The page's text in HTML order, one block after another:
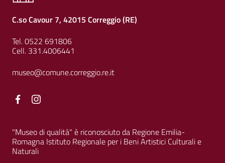
C.so Cavour 7, 42015 Correggio (RE)
Tel. 0522 691806
Cell. 331.4006441
museo@comune.correggio.re.it
Facebook
"Museo di qualità" è riconosciuto da Regione Emilia-
Romagna Istituto Regionale per i Beni Artistici Culturali e
Naturali